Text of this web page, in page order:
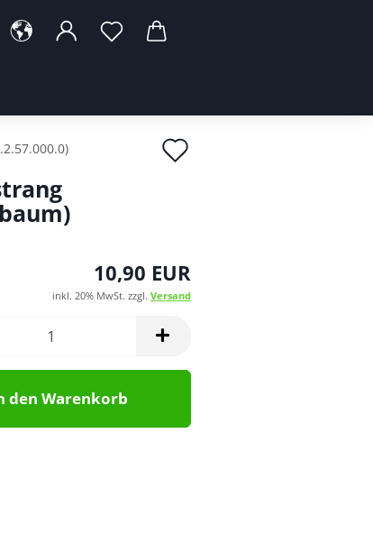
)
10,90 EUR
inkl. 20% MwSt. zzgl. Versand
den Warenkorb